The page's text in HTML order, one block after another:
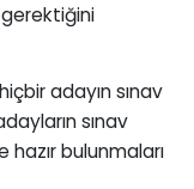
gerektiğini
hiçbir adayın sınav
sınav
bulunmaları